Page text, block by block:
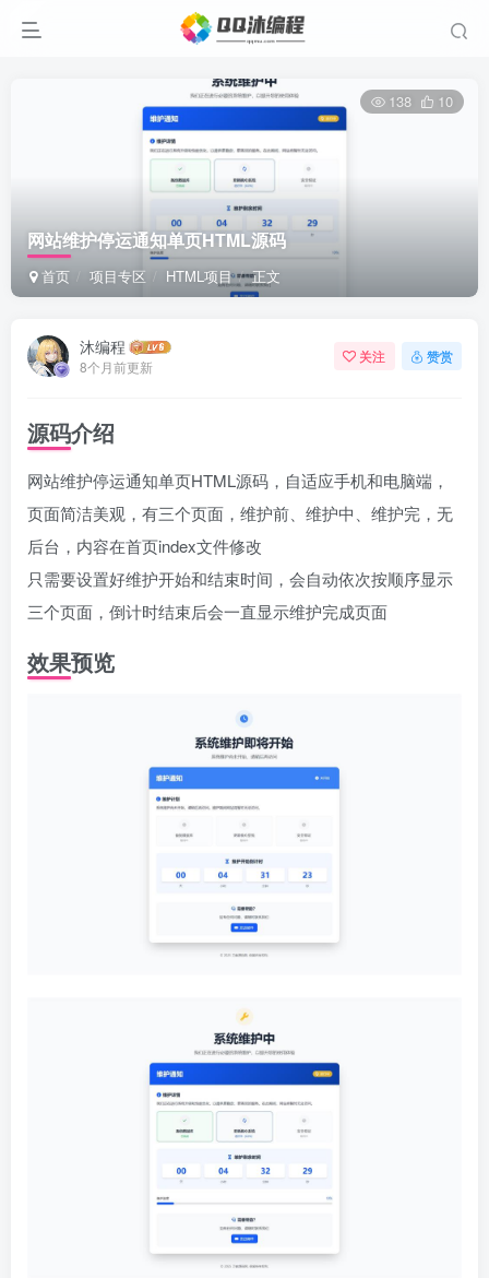
网站维护停运通知单页HTML源码
首页 项目专区 HTML项目 正文
138 10
沐编程
8个月前更新
关注 赞赏
源码介绍
网站维护停运通知单页HTML源码，自适应手机和电脑端，
页面简洁美观，有三个页面，维护前、维护中、维护完，无
后台，内容在首页index文件修改
只需要设置好维护开始和结束时间，会自动依次按顺序显示
三个页面，倒计时结束后会一直显示维护完成页面
效果预览